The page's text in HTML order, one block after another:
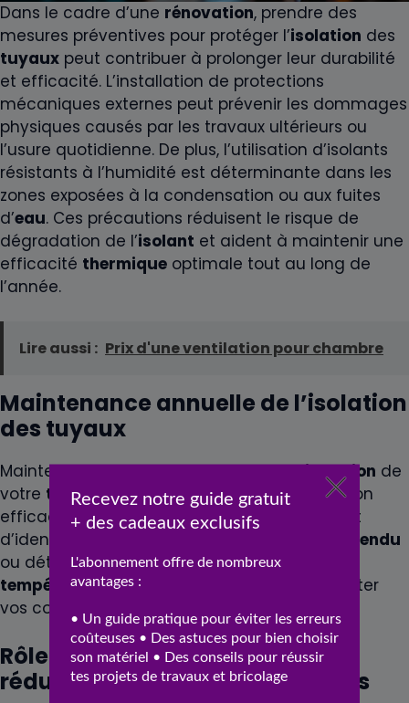
Dans le cadre d’une rénovation, prendre des
mesures préventives pour protéger l’isolation des
tuyaux peut contribuer à prolonger leur durabilité
et efficacité. L’installation de protections
mécaniques externes peut prévenir les dommages
physiques causés par les travaux ultérieurs ou
l’usure quotidienne. De plus, l’utilisation d’isolants
résistants à l’humidité est déterminante dans les
zones exposées à la condensation ou aux fuites
d’eau. Ces précautions réduisent le risque de
dégradation de l’isolant et aident à maintenir une
efficacité thermique optimale tout au long de
l’année.
Lire aussi : Prix d'une ventilation pour chambre
Maintenance annuelle de l’isolation
des tuyaux
Maintenir une inspection annuelle de l’isolation de
votre tuyauterieest essentiel pour assurer son
efficacité continue. Cette vérification permet
d’identifier les zones où l’
fendu
ou détérioré, ce qui pourrait compromettre la
températureinterne des
et augmenter
vos coûts d’
energie
Rôle du calorifugeage dans la
réduction des pertes thermiques